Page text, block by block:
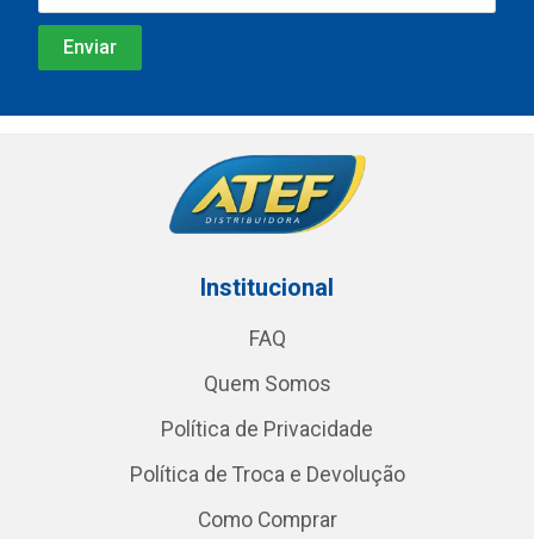
Institucional
FAQ
Quem Somos
Política de Privacidade
Política de Troca e Devolução
Como Comprar